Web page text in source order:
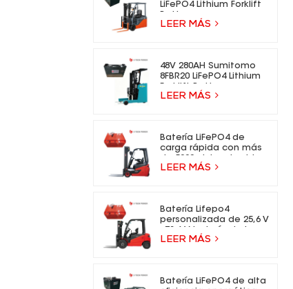
LiFePO4 Lithium Forklift
LEER MÁS
48V 280AH Sumitomo
8FBR20 LiFePO4 Lithium
LEER MÁS
Batería LiFePO4 de
carga rápida con más
para carretillas
LEER MÁS
Batería Lifepo4
personalizada de 25,6 V
de litio para carretillas
LEER MÁS
Batería LiFePO4 de alta